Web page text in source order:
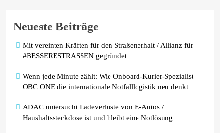
Neueste Beiträge
Mit vereinten Kräften für den Straßenerhalt / Allianz für
#BESSERESTRASSEN gegründet
Wenn jede Minute zählt: Wie Onboard-Kurier-Spezialist
OBC ONE die internationale Notfalllogistik neu denkt
ADAC untersucht Ladeverluste von E-Autos /
Haushaltssteckdose ist und bleibt eine Notlösung